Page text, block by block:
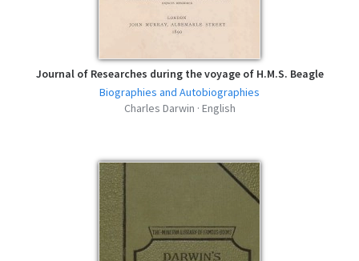
Journal of Researches during the voyage of H.M.S. Beagle
Biographies and Autobiographies
Charles Darwin · English